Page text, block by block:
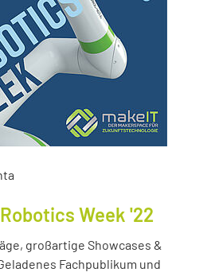
Week '22
großartige Showcases &
Fachpublikum und